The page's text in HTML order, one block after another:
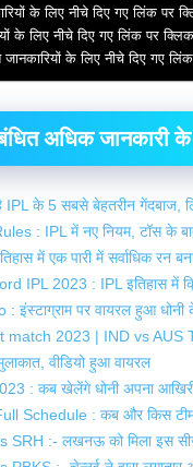
के लिए नीचे दिए गए लिंक पर
के लिए नीचे दिए गए लिंक पर
जानकारियों के लिए नीचे दिए गए
अधिक जानकारी के
के 5 सबसे बेहतरीन गेंदबाज,
: IPL में नए नियम, टॉस के
में एक पारी में सर्वाधिक रन
IPL 2023 : IPL इतिहास में
इंस्टाग्राम पर वायरल हुआ धोनी
match 2023 | IND vs AUS
वीडियो हुआ वायरल
: कब खेलेंगे धोनी अपना आखिरी
Schedule : कब और किस टीम
:- लखनऊ को मिला इस